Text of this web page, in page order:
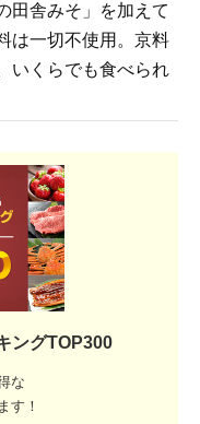
田舎みそ」を加えて
は一切不使用。京料
いくらでも食べられ
ングTOP300
な
す！